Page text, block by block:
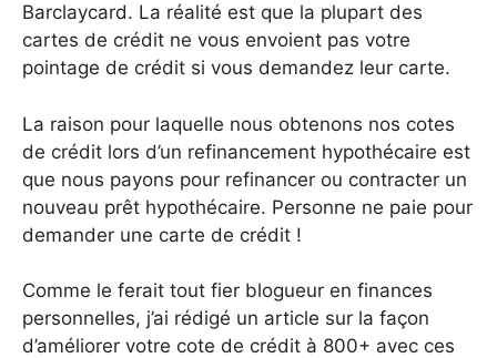
Barclaycard. La réalité est que la plupart des
cartes de crédit ne vous envoient pas votre
pointage de crédit si vous demandez leur carte.
La raison pour laquelle nous obtenons nos cotes
de crédit lors d’un refinancement hypothécaire est
que nous payons pour refinancer ou contracter un
nouveau prêt hypothécaire. Personne ne paie pour
demander une carte de crédit !
Comme le ferait tout fier blogueur en finances
personnelles, j’ai rédigé un article sur la façon
d’améliorer votre cote de crédit à 800+ avec ces